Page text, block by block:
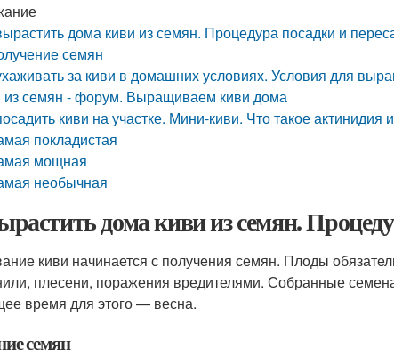
дома киви из семян. Процедура посадки и
семян
за киви в домашних условиях. Условия для
из семян - форум. Выращиваем киви дома
киви на участке. Мини-киви. Что такое актинидия
покладистая
мощная
необычная
дома киви из семян.
киви начинается с получения семян. Плоды
плесени, поражения вредителями. Собранные
время для этого — весна.
семян